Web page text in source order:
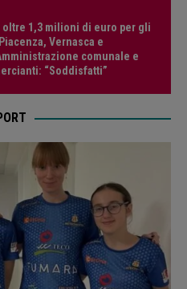
oltre 1,3 milioni di euro per gli
Vernasca e
comunale e
“Soddisfatti”